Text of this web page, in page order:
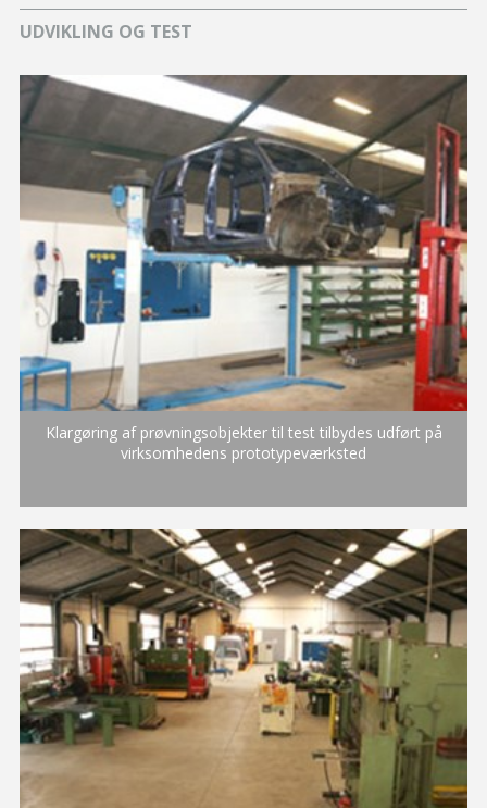
UDVIKLING OG TEST
Klargøring af prøvningsobjekter til test tilbydes udført på
virksomhedens prototypeværksted